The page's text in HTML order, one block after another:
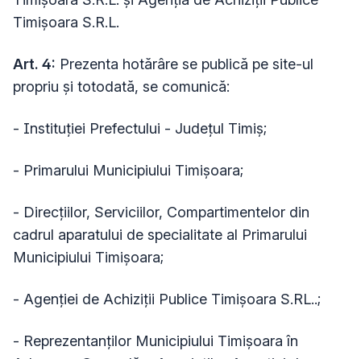
Timișoara S.R.L.
Art. 4: Prezenta hotărâre se publică pe site-ul
propriu și totodată, se comunică:
- Instituţiei Prefectului - Judeţul Timiş;
- Primarului Municipiului Timişoara;
- Direcțiilor, Serviciilor, Compartimentelor din
cadrul aparatului de specialitate al Primarului
Municipiului Timișoara;
- Agenției de Achiziții Publice Timișoara S.RL..;
- Reprezentanților Municipiului Timișoara în